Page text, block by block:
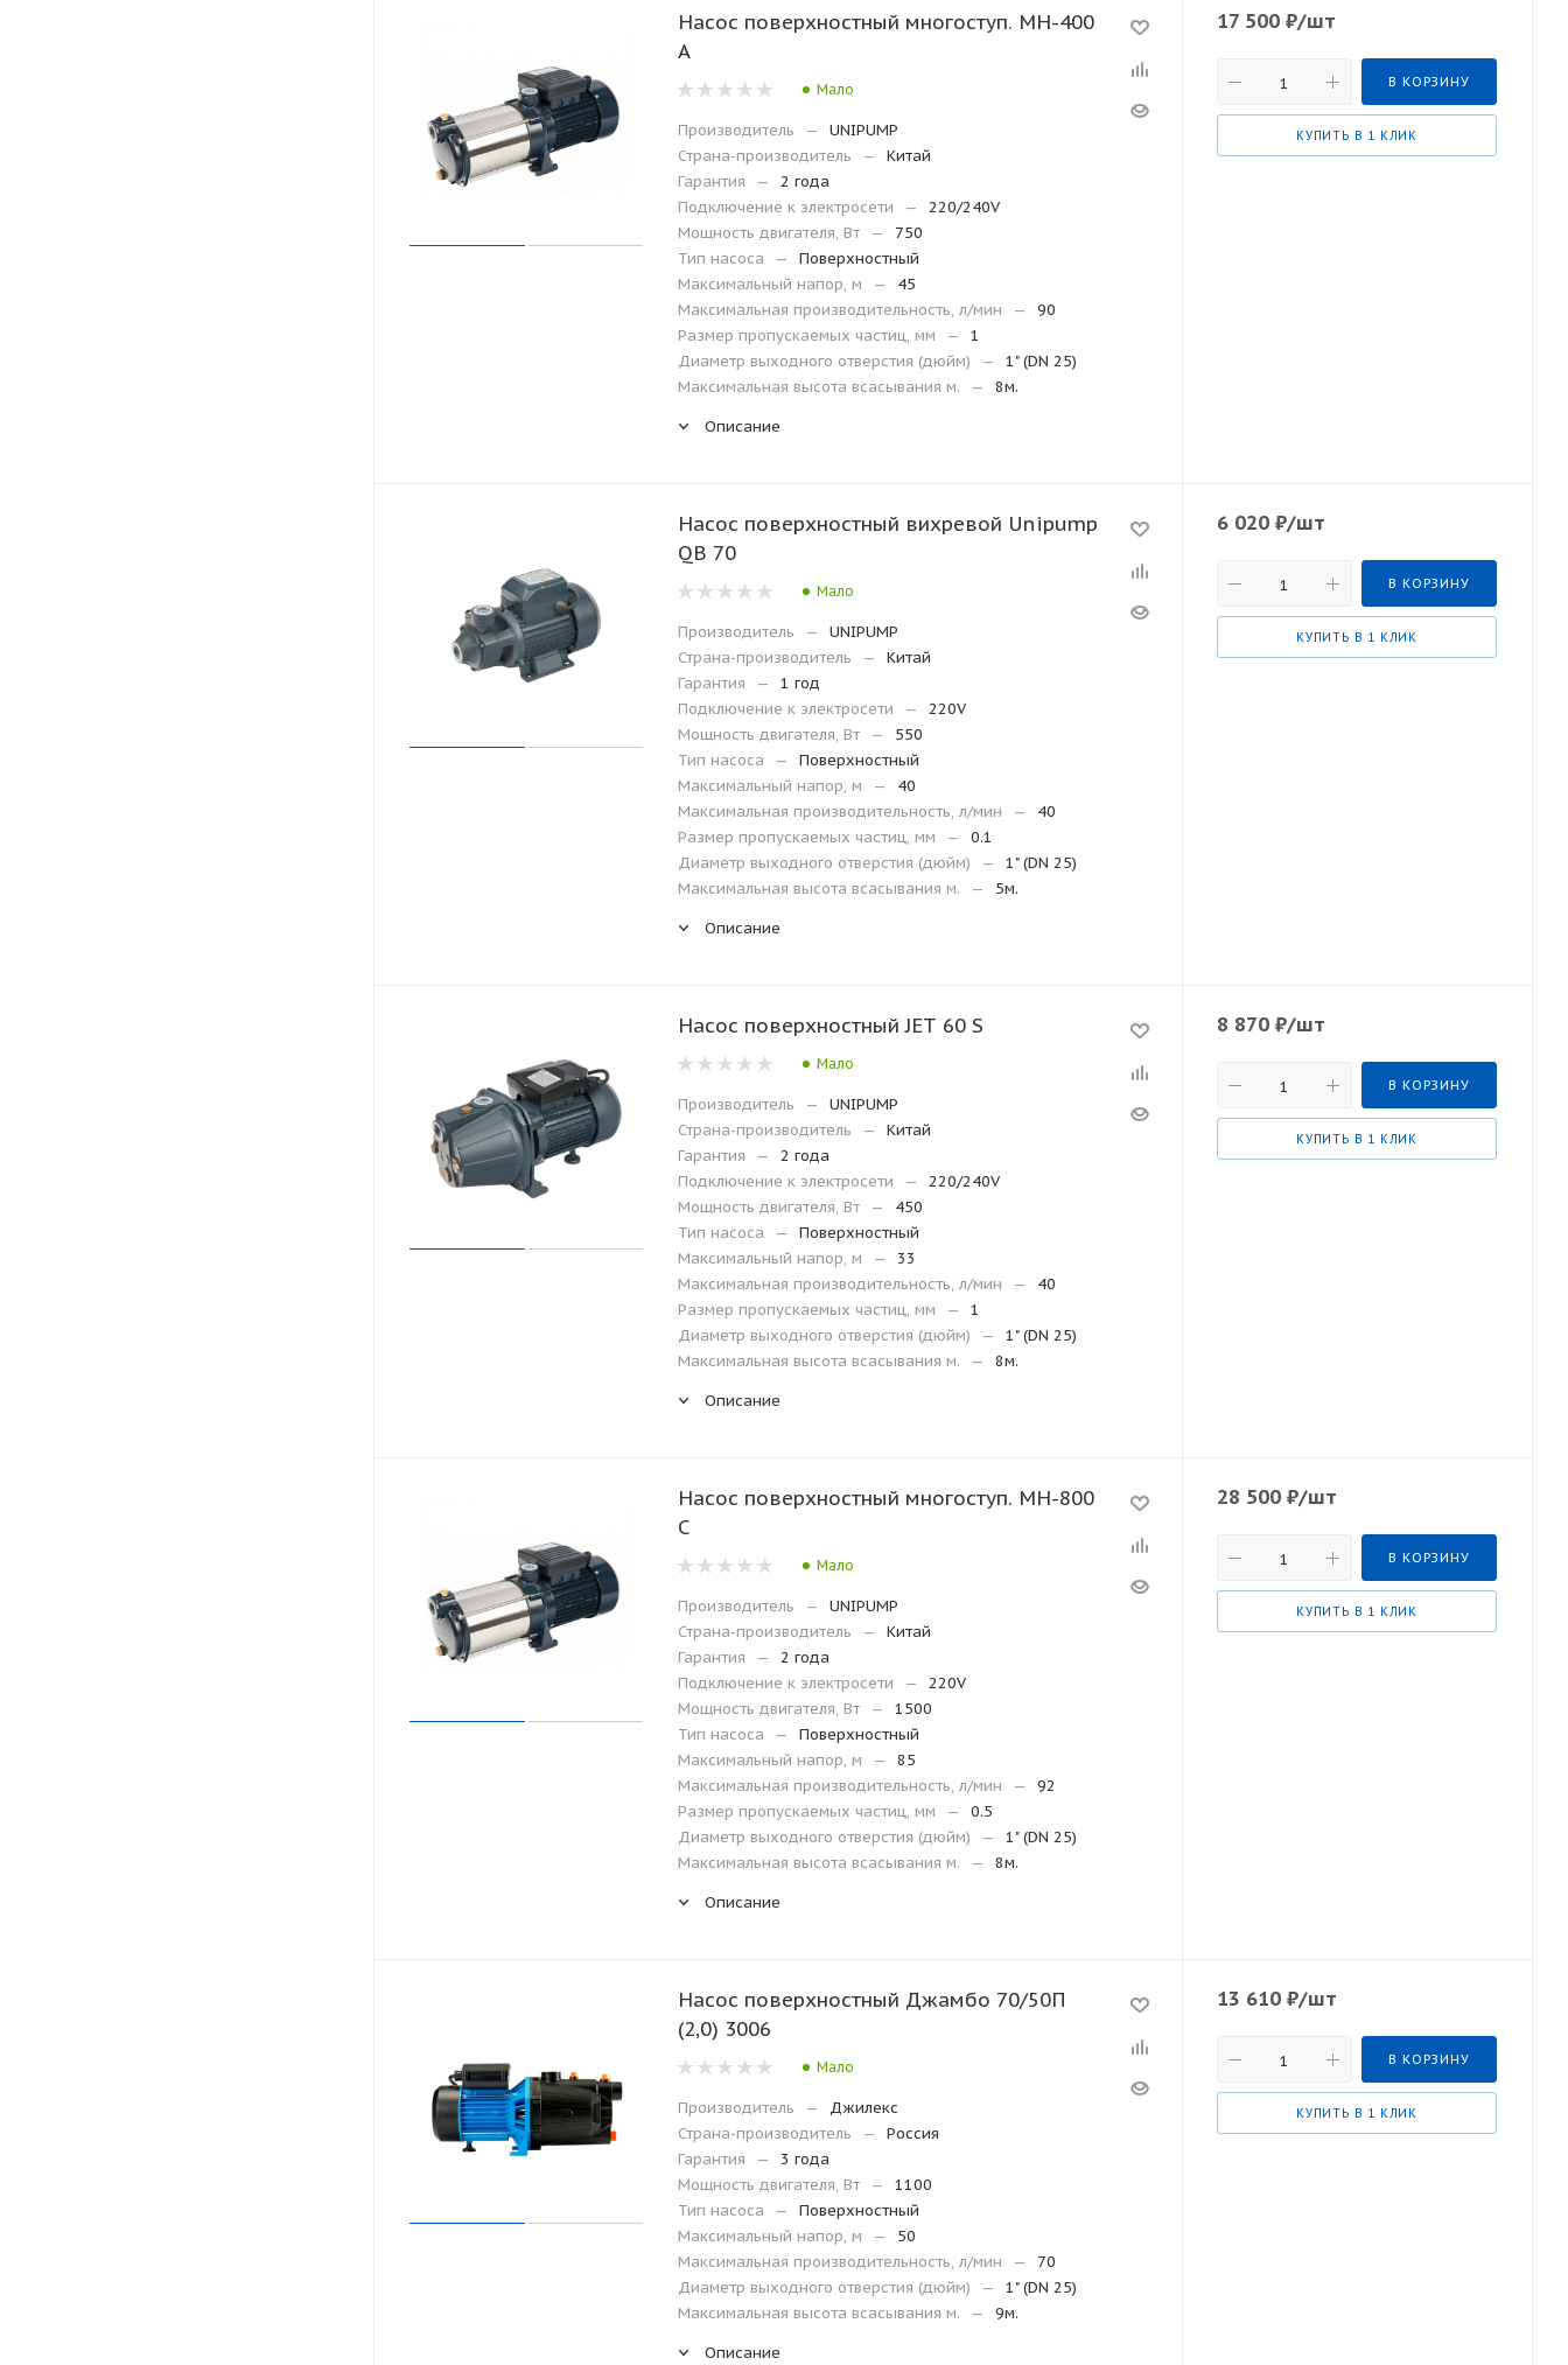
Насос поверхностный многоступ. MH-400
А
Мало
Производитель —
UNIPUMP
Страна-производитель
—
Китай
Гарантия
—
2 года
Подключение к электросети
—
220/240V
Мощность двигателя, Вт
—
750
Тип насоса
—
Поверхностный
Максимальный напор, м
—
45
Максимальная производительность, л/мин
—
90
Размер пропускаемых частиц, мм
—
1
Диаметр выходного отверстия (дюйм)
—
1" (DN 25)
Максимальная высота всасывания м.
—
8м.
Описание
17 500 ₽/шт
В КОРЗИНУ
КУПИТЬ В 1 КЛИК
Насос поверхностный вихревой Unipump
QB 70
Мало
Производитель —
UNIPUMP
Страна-производитель
—
Китай
Гарантия
—
1 год
Подключение к электросети
—
220V
Мощность двигателя, Вт
—
550
Тип насоса
—
Поверхностный
Максимальный напор, м
—
40
Максимальная производительность, л/мин
—
40
Размер пропускаемых частиц, мм
—
0.1
Диаметр выходного отверстия (дюйм)
—
1" (DN 25)
Максимальная высота всасывания м.
—
5м.
Описание
6 020 ₽/шт
В КОРЗИНУ
КУПИТЬ В 1 КЛИК
Насос поверхностный JET 60 S
Мало
Производитель —
UNIPUMP
Страна-производитель
—
Китай
Гарантия
—
2 года
Подключение к электросети
—
220/240V
Мощность двигателя, Вт
—
450
Тип насоса
—
Поверхностный
Максимальный напор, м
—
33
Максимальная производительность, л/мин
—
40
Размер пропускаемых частиц, мм
—
1
Диаметр выходного отверстия (дюйм)
—
1" (DN 25)
Максимальная высота всасывания м.
—
8м.
Описание
8 870 ₽/шт
В КОРЗИНУ
КУПИТЬ В 1 КЛИК
Насос поверхностный многоступ. MH-800
C
Мало
Производитель —
UNIPUMP
Страна-производитель
—
Китай
Гарантия
—
2 года
Подключение к электросети
—
220V
Мощность двигателя, Вт
—
1500
Тип насоса
—
Поверхностный
Максимальный напор, м
—
85
Максимальная производительность, л/мин
—
92
Размер пропускаемых частиц, мм
—
0.5
Диаметр выходного отверстия (дюйм)
—
1" (DN 25)
Максимальная высота всасывания м.
—
8м.
Описание
28 500 ₽/шт
В КОРЗИНУ
КУПИТЬ В 1 КЛИК
Насос поверхностный Джамбо 70/50П
(2,0) 3006
Мало
Производитель —
Джилекс
Страна-производитель
—
Россия
Гарантия
—
3 года
Мощность двигателя, Вт
—
1100
Тип насоса
—
Поверхностный
Максимальный напор, м
—
50
Максимальная производительность, л/мин
—
70
Диаметр выходного отверстия (дюйм)
—
1" (DN 25)
Максимальная высота всасывания м.
—
9м.
Описание
13 610 ₽/шт
В КОРЗИНУ
КУПИТЬ В 1 КЛИК